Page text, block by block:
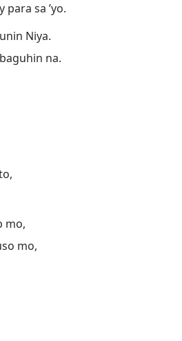
sa ’yo.
Niya.
na.
mo,
mo,